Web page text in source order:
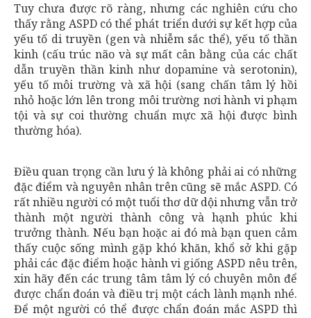
Tuy chưa được rõ ràng, nhưng các nghiên cứu cho
thấy rằng ASPD có thể phát triển dưới sự kết hợp của
yếu tố di truyền (gen và nhiễm sắc thể), yếu tố thần
kinh (cấu trúc não và sự mất cân bằng của các chất
dẫn truyền thần kinh như dopamine và serotonin),
yếu tố môi trường và xã hội (sang chấn tâm lý hồi
nhỏ hoặc lớn lên trong môi trường nơi hành vi phạm
tội và sự coi thường chuẩn mực xã hội được bình
thường hóa).
Điều quan trọng cần lưu ý là không phải ai có những
đặc điểm và nguyên nhân trên cũng sẽ mắc ASPD. Có
rất nhiều người có một tuổi thơ dữ dội nhưng vẫn trở
thành một người thành công và hạnh phúc khi
trưởng thành. Nếu bạn hoặc ai đó mà bạn quen cảm
thấy cuộc sống mình gặp khó khăn, khổ sở khi gặp
phải các đặc điểm hoặc hành vi giống ASPD nêu trên,
xin hãy đến các trung tâm tâm lý có chuyên môn để
được chẩn đoán và điều trị một cách lành mạnh nhé.
Để một người có thể được chẩn đoán mắc ASPD thì